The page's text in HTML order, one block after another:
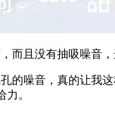
而且没有抽吸噪音，
的噪音，真的让我
。